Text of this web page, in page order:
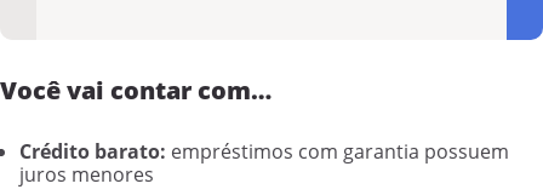
Você vai contar com…
Crédito barato: empréstimos com garantia possuem
juros menores